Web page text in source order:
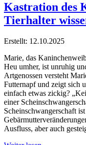
Kastration des
Tierhalter
Erstellt: 12.10.2025
Marie, das
Heu umher, ist unruhig
Artgenossen versteht
Futternapf und zeigt sich
einfach etwas zickig?
einer
Scheinschwangerschaft
Ausfluss, aber auch